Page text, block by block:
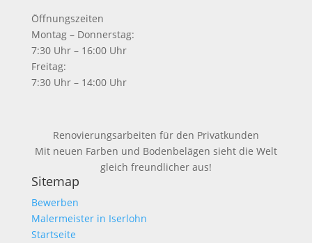
Öffnungszeiten
Montag – Donnerstag:
7:30 Uhr – 16:00 Uhr
Freitag:
7:30 Uhr – 14:00 Uhr
Renovierungsarbeiten für den Privatkunden
Mit neuen Farben und Bodenbelägen sieht die Welt
gleich freundlicher aus!
Sitemap
Bewerben
Malermeister in Iserlohn
Startseite